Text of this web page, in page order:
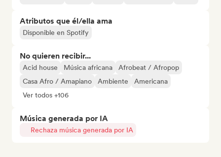
Atributos que él/ella ama
Disponible en Spotify
No quieren recibir...
Acid house Música africana
Afrobeat / Afropop
Casa Afro / Amapiano
Ambiente
Americana
Ver todos +106
Música generada por IA
Rechaza música generada por IA